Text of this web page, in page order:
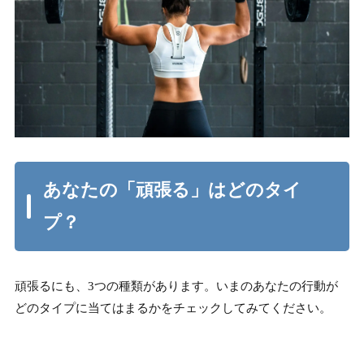
あなたの「頑張る」はどのタイ
プ？
頑張るにも、3つの種類があります。いまのあなたの行動が
どのタイプに当てはまるかをチェックしてみてください。